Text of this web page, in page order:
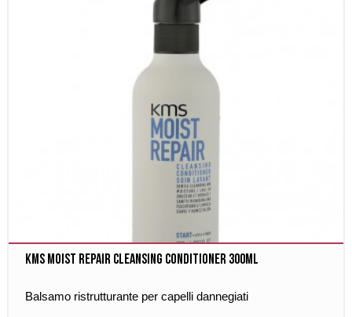
Kms Moist Repair Cleansing Conditioner 300ml
Balsamo ristrutturante per capelli dannegiati